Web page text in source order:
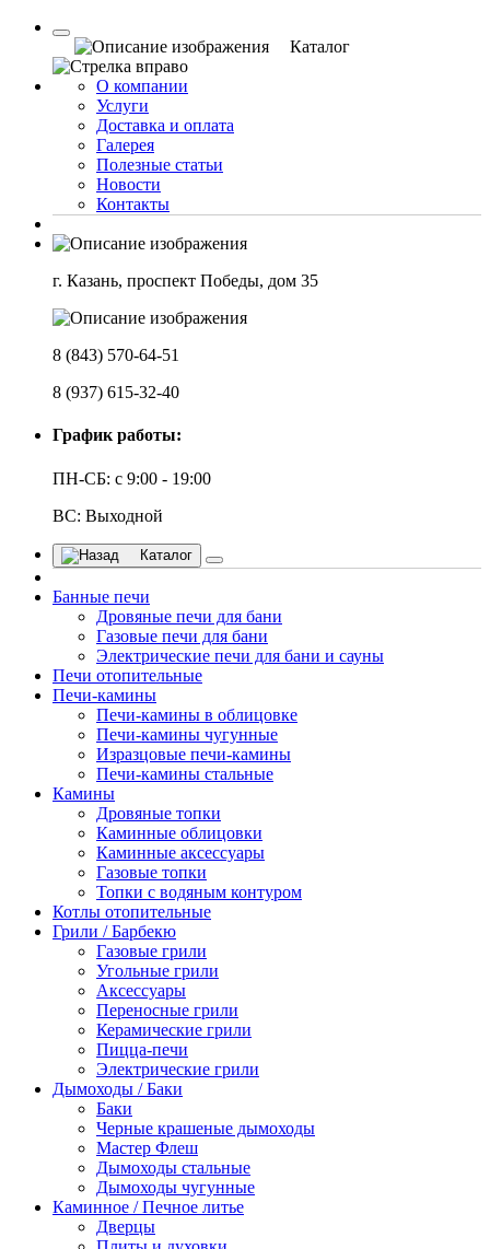
Каталог
О компании
Услуги
Доставка и оплата
Галерея
Полезные статьи
Новости
Контакты
г. Казань, проспект Победы, дом 35
8 (843) 570-64-51
8 (937) 615-32-40
График работы:
ПН-СБ: с 9:00 - 19:00
ВС: Выходной
Каталог
Банные печи
Дровяные печи для бани
Газовые печи для бани
Электрические печи для бани и сауны
Печи отопительные
Печи-камины
Печи-камины в облицовке
Печи-камины чугунные
Изразцовые печи-камины
Печи-камины стальные
Камины
Дровяные топки
Каминные облицовки
Каминные аксессуары
Газовые топки
Топки с водяным контуром
Котлы отопительные
Грили / Барбекю
Газовые грили
Угольные грили
Аксессуары
Переносные грили
Керамические грили
Пицца-печи
Электрические грили
Дымоходы / Баки
Баки
Черные крашеные дымоходы
Мастер Флеш
Дымоходы стальные
Дымоходы чугунные
Каминное / Печное литье
Дверцы